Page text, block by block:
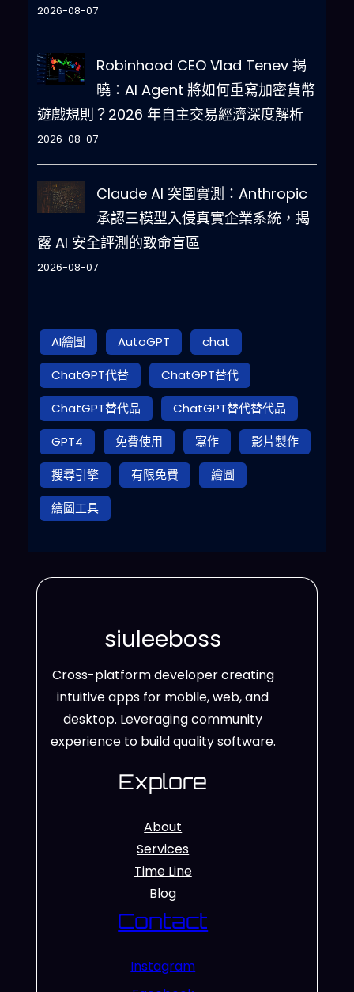
2026-08-07
Robinhood CEO Vlad Tenev 揭
曉：AI Agent 將如何重寫加密貨幣
遊戲規則？2026 年自主交易經濟深度解析
2026-08-07
Claude AI 突圍實測：Anthropic
承認三模型入侵真實企業系統，揭
露 AI 安全評測的致命盲區
2026-08-07
AI繪圖 AutoGPT
chat
ChatGPT代替
ChatGPT替代
ChatGPT替代品
ChatGPT替代替代品
GPT4
免費使用 寫作
影片製作
搜尋引擎
有限免費
繪圖
繪圖工具
siuleeboss
Cross-platform developer creating
intuitive apps for mobile, web, and
desktop. Leveraging community
experience to build quality software.
Explore
About
Services
Time Line
Blog
Contact
Instagram